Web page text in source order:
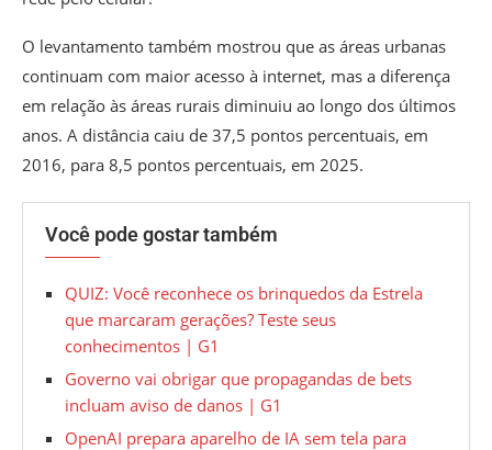
O levantamento também mostrou que as áreas urbanas
continuam com maior acesso à internet, mas a diferença
em relação às áreas rurais diminuiu ao longo dos últimos
anos. A distância caiu de 37,5 pontos percentuais, em
2016, para 8,5 pontos percentuais, em 2025.
Você pode gostar também
QUIZ: Você reconhece os brinquedos da Estrela
que marcaram gerações? Teste seus
conhecimentos | G1
Governo vai obrigar que propagandas de bets
incluam aviso de danos | G1
OpenAI prepara aparelho de IA sem tela para